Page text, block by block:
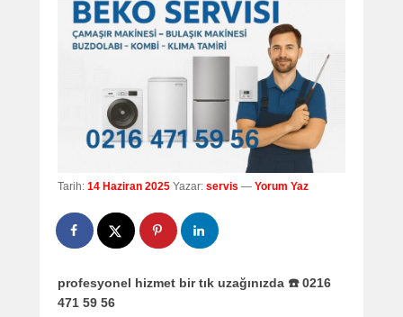
Tarih: 14 Haziran 2025 Yazar: servis — Yorum Yaz
profesyonel hizmet bir tık uzağınızda ☎️ 0216
471 59 56